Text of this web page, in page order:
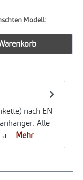
Modell:
nach EN
Alle
a… Mehr